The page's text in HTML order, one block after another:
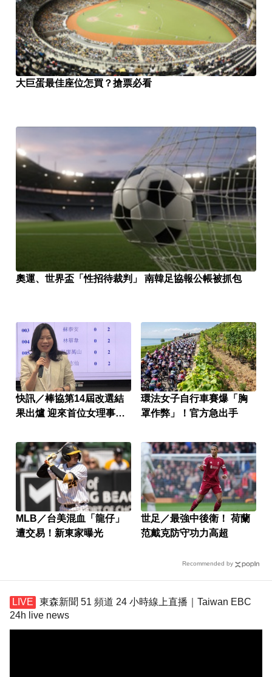
大巨蛋最佳座位怎買？搶票必看
奧運、世界盃「性招待裁判」 南韓足協報公帳被抓包
快訊／棒協第14屆改選結
果出爐 迎來首位女理事長
環法女子自行車賽爆「胸
罩作弊」！官方急出手
MLB／台美混血「龍仔」
遭交易！新東家曝光
世足／最強中後衛！ 荷蘭
范戴克防守功力高超
Recommended by
東森新聞 51 頻道 24 小時線上直播｜Taiwan EBC
24h live news